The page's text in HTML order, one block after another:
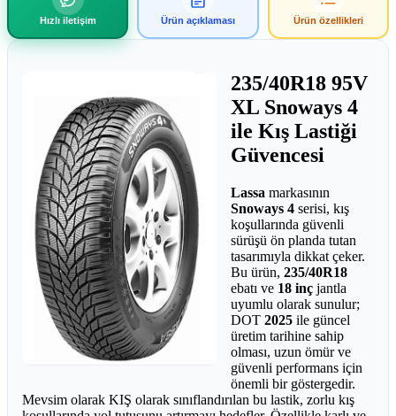
Hızlı iletişim Ürün açıklaması Ürün özellikleri
235/40R18 95V
XL Snoways 4
ile Kış Lastiği
Güvencesi
Lassa markasının
Snoways 4 serisi, kış
koşullarında güvenli
sürüşü ön planda tutan
tasarımıyla dikkat çeker.
Bu ürün, 235/40R18
ebatı ve 18 inç jantla
uyumlu olarak sunulur;
DOT 2025 ile güncel
üretim tarihine sahip
olması, uzun ömür ve
güvenli performans için
önemli bir göstergedir.
Mevsim olarak KIŞ olarak sınıflandırılan bu lastik, zorlu kış